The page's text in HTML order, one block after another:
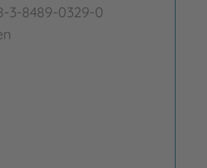
3-8489-0329-0